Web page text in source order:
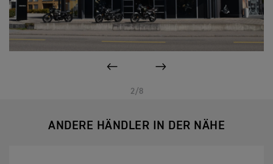
2/8
ANDERE HÄNDLER IN DER NÄHE